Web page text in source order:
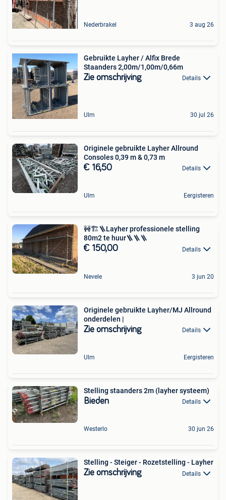
Nederbrakel 3 aug 26
Gebruikte Layher / Alfix Brede
Staanders 2,00m/1,00m/0,66m
Zie omschrijving Details
Ulm 30 jul 26
Originele gebruikte Layher Allround
Consoles 0,39 m & 0,73 m
€ 16,50 Details
Ulm Eergisteren
🚧🏗🪜Layher professionele stelling
80m2 te huur🪜🪜🪜
€ 150,00 Details
Nevele 3 jun 20
Originele gebruikte Layher/MJ Allround
onderdelen |
Zie omschrijving Details
Ulm Eergisteren
Stelling staanders 2m (layher systeem)
Bieden Details
Westerlo 30 jun 26
Stelling - Steiger - Rozetstelling - Layher
Zie omschrijving Details